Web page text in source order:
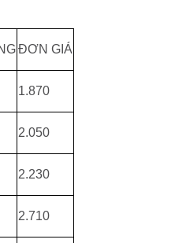
ĐƠN GIÁ
1.870
2.050
2.230
2.710